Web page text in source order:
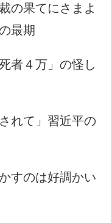
の果てにさまよ
最期
者４万」の怪し
れて」習近平の
すのは好調かい